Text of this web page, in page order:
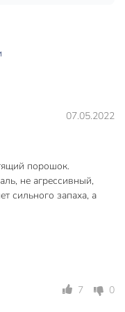
средство
порошок, 480 г» и
в Ельце по
Пемолюкс
Россия
07.05.2022
порошок.
не агрессивный,
сильного запаха, а
7 0